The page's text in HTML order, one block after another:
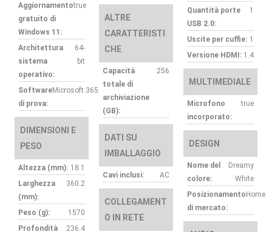
Aggiornamento
gratuito di
Windows 11:
true
Architettura
sistema
operativo:
64-
bit
Software
di prova:
Microsoft 365
DIMENSIONI E
PESO
Altezza (mm): 18.1
Larghezza
(mm):
360.2
Peso (g):
1570
Profondità
236.4
ALTRE
CARATTERISTI
CHE
Capacità
totale di
archiviazione
(GB):
256
DATI SU
IMBALLAGGIO
Cavi inclusi: AC
COLLEGAMENT
O IN RETE
Quantità porte
USB 2.0:
1
Uscite per cuffie: 1
Versione HDMI: 1.4
MULTIMEDIALE
Microfono
incorporato:
true
DESIGN
Nome del
colore:
Dreamy
White
Posizionamento
di mercato:
Home